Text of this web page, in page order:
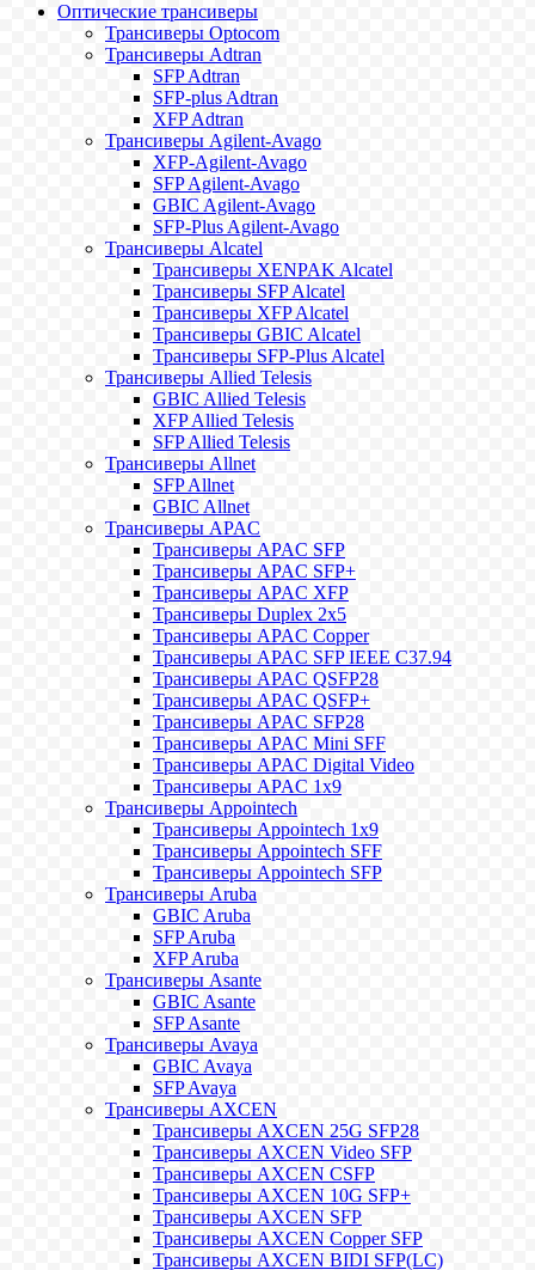
Оптические трансиверы
Трансиверы Optocom
Трансиверы Adtran
SFP Adtran
SFP-plus Adtran
XFP Adtran
Трансиверы Agilent-Avago
XFP-Agilent-Avago
SFP Agilent-Avago
GBIC Agilent-Avago
SFP-Plus Agilent-Avago
Трансиверы Alcatel
Трансиверы XENPAK Alcatel
Трансиверы SFP Alcatel
Трансиверы XFP Alcatel
Трансиверы GBIC Alcatel
Трансиверы SFP-Plus Alcatel
Трансиверы Allied Telesis
GBIC Allied Telesis
XFP Allied Telesis
SFP Allied Telesis
Трансиверы Allnet
SFP Allnet
GBIC Allnet
Трансиверы APAC
Трансиверы APAC SFP
Трансиверы APAC SFP+
Трансиверы APAC XFP
Трансиверы Duplex 2x5
Трансиверы APAC Copper
Трансиверы APAC SFP IEEE C37.94
Трансиверы APAC QSFP28
Трансиверы APAC QSFP+
Трансиверы APAC SFP28
Трансиверы APAC Mini SFF
Трансиверы APAC Digital Video
Трансиверы APAC 1x9
Трансиверы Appointech
Трансиверы Appointech 1x9
Трансиверы Appointech SFF
Трансиверы Appointech SFP
Трансиверы Aruba
GBIC Aruba
SFP Aruba
XFP Aruba
Трансиверы Asante
GBIC Asante
SFP Asante
Трансиверы Avaya
GBIC Avaya
SFP Avaya
Трансиверы AXCEN
Трансиверы AXCEN 25G SFP28
Трансиверы AXCEN Video SFP
Трансиверы AXCEN CSFP
Трансиверы AXCEN 10G SFP+
Трансиверы AXCEN SFP
Трансиверы AXCEN Copper SFP
Трансиверы AXCEN BIDI SFP(LC)